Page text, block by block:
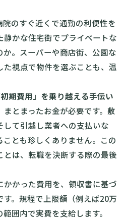
のすぐ近くで通勤の利便性を
かな住宅街でプライベートな
。スーパーや商店街、公園な
た視点で物件を選ぶことも、温
期費用」を乗り越える手伝い
とまったお金が必要です。敷
て引越し業者への支払いな
とも珍しくありません。この
は、転職を決断する際の最後
かった費用を、領収書に基づ
。規程で上限額（例えば20万
囲内で実費を支給します。